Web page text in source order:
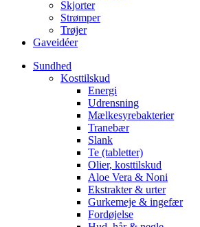
Skjorter
Strømper
Trøjer
Gaveidéer
Sundhed
Kosttilskud
Energi
Udrensning
Mælkesyrebakterier
Tranebær
Slank
Te (tabletter)
Olier, kosttilskud
Aloe Vera & Noni
Ekstrakter & urter
Gurkemeje & ingefær
Fordøjelse